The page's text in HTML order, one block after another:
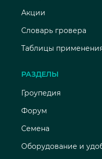
Акции
Словарь гровера
Таблицы
РАЗДЕЛЫ
Гроупедия
Форум
Семена
Оборудование и